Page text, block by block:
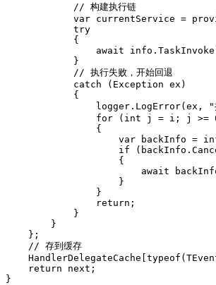
            // 构建执行链
var currentService =
            try
            {
await
            }
            // 执行失败，开始回退
            catch (Exception ex)
            {
logger.LogError(ex, "
for (int j = i; j >=
                {
var backInfo =
if
                    {
await
                    }
                }
                return;
            }
        }
    };
    // 存到缓存
    return next;
}